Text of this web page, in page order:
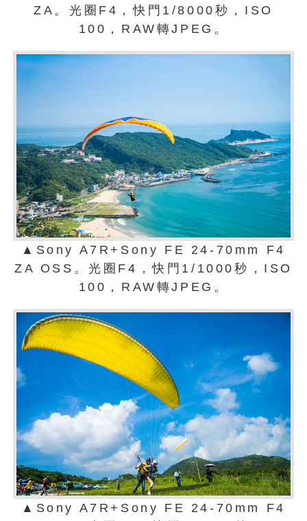
ZA。光圈F4，快門1/8000秒，ISO
100，RAW轉JPEG。
▲Sony A7R+Sony FE 24-70mm F4
ZA OSS。光圈F4，快門1/1000秒，ISO
100，RAW轉JPEG。
▲Sony A7R+Sony FE 24-70mm F4